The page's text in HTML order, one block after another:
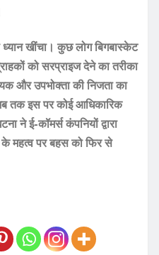
खींचा। कुछ लोग बिगबास्केट
को सरप्राइज देने का तरीका
और उपभोक्ता की निजता का
तक इस पर कोई आधिकारिक
ने ई-कॉमर्स कंपनियों द्वारा
महत्व पर बहस को फिर से